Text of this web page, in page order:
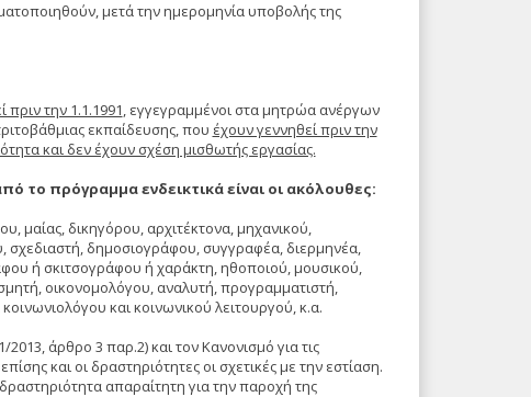
μετά την ημερομηνία υποβολής της
πριν την 1.1.1991, εγγεγραμμένοι στα μητρώα ανέργων
εκπαίδευσης, που έχουν γεννηθεί πριν την
και δεν έχουν σχέση μισθωτής εργασίας.
το πρόγραμμα ενδεικτικά είναι οι ακόλουθες:
μαίας, δικηγόρου, αρχιτέκτονα, μηχανικού,
δημοσιογράφου, συγγραφέα, διερμηνέα,
ή σκιτσογράφου ή χαράκτη, ηθοποιού, μουσικού,
οικονομολόγου, αναλυτή, προγραμματιστή,
και κοινωνικού λειτουργού, κ.α.
άρθρο 3 παρ.2) και τον Κανονισμό για τις
και οι δραστηριότητες οι σχετικές με την εστίαση.
απαραίτητη για την παροχή της